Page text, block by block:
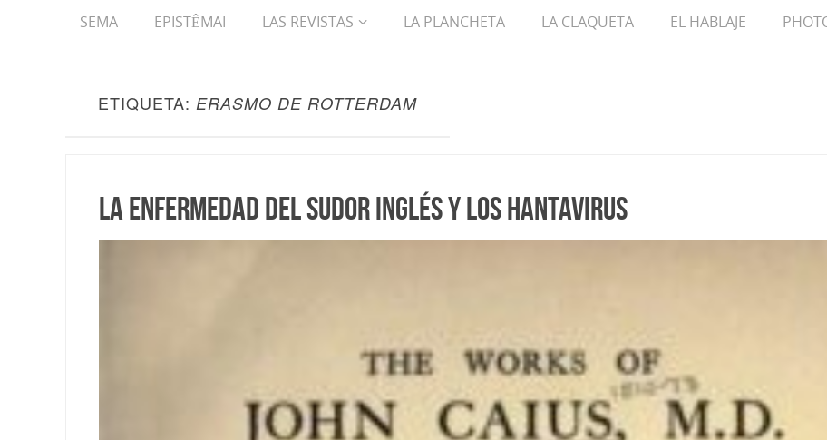
SEMA EPISTÊMAI LAS REVISTAS LA PLANCHETA LA CLAQUETA EL HABLAJE
ETIQUETA: ERASMO DE ROTTERDAM
La enfermedad del sudor inglés y los hantavirus